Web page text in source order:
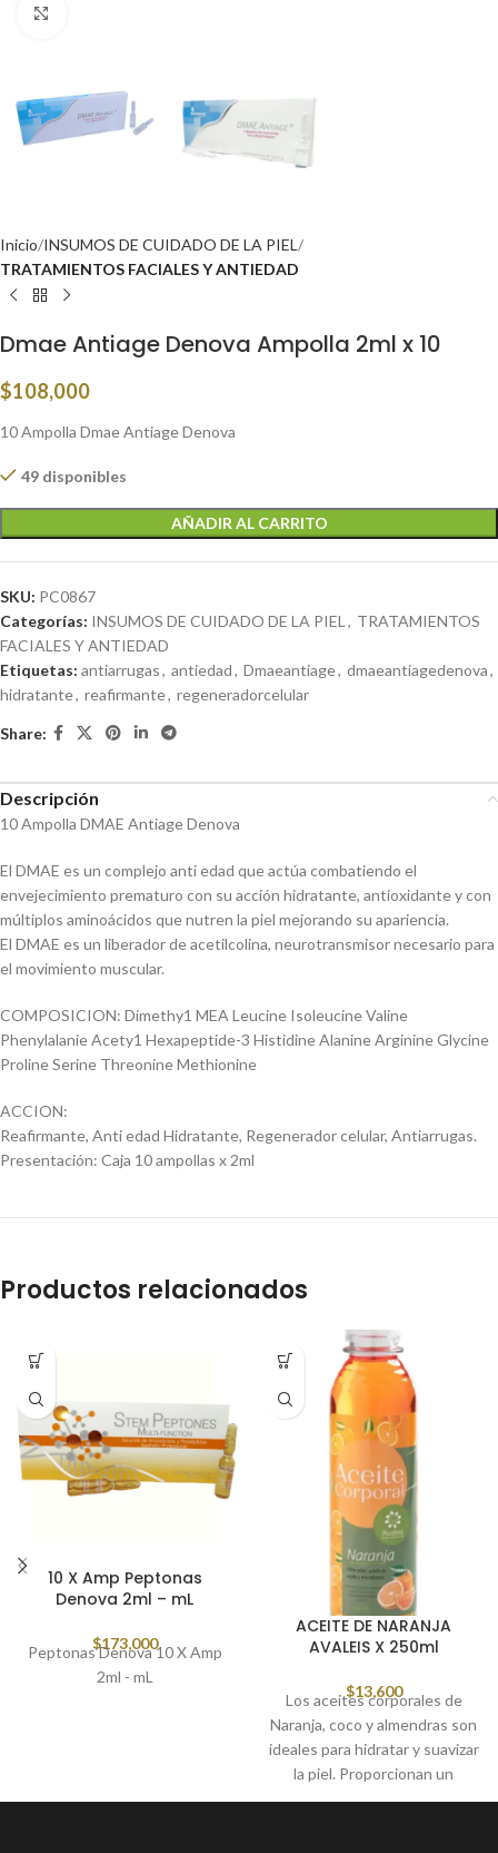
Inicio INSUMOS DE CUIDADO DE LA PIEL
TRATAMIENTOS FACIALES Y ANTIEDAD
Dmae Antiage Denova Ampolla 2ml x 10
$108,000
10 Ampolla Dmae Antiage Denova
49 disponibles
AÑADIR AL CARRITO
SKU: PC0867
Categorías: INSUMOS DE CUIDADO DE LA PIEL , TRATAMIENTOS
FACIALES Y ANTIEDAD
Etiquetas: antiarrugas, antiedad, Dmaeantiage, dmaeantiagedenova,
hidratante, reafirmante, regeneradorcelular
Share:
Descripción
10 Ampolla DMAE Antiage Denova
El DMAE es un complejo anti edad que actúa combatiendo el
envejecimiento prematuro con su acción hidratante, antioxidante y con
múltiplos aminoácidos que nutren la piel mejorando su apariencia.
El DMAE es un liberador de acetilcolina, neurotransmisor necesario para
el movimiento muscular.
COMPOSICION: Dimethy1 MEA Leucine Isoleucine Valine
Phenylalanie Acety1 Hexapeptide-3 Histidine Alanine Arginine Glycine
Proline Serine Threonine Methionine
ACCION:
Reafirmante, Anti edad Hidratante, Regenerador celular, Antiarrugas.
Presentación: Caja 10 ampollas x 2ml
Productos relacionados
10 X Amp Peptonas
Denova 2ml – mL
$173,000
Peptonas Denova 10 X Amp
2ml - mL
ACEITE DE NARANJA
AVALEIS X 250ml
$13,600
Los aceites corporales de
Naranja, coco y almendras son
ideales para hidratar y suavizar
la piel. Proporcionan un
tratamiento nutritivo que la